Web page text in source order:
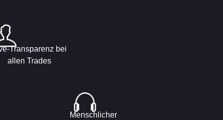
Transparenz bei
allen Trades
Menschlicher